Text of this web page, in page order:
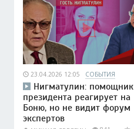
23.04.2026 12:05 СОБЫТИЯ
Нигматулин: помощник
президента реагирует на
Боню, но не видит форум
экспертов